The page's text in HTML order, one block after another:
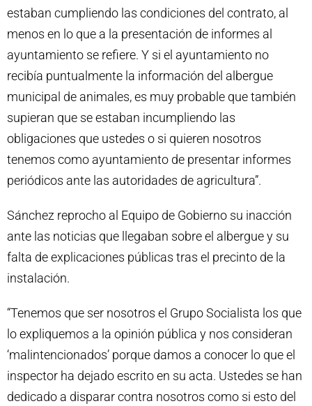
estaban cumpliendo las condiciones del contrato, al
menos en lo que a la presentación de informes al
ayuntamiento se refiere. Y si el ayuntamiento no
recibía puntualmente la información del albergue
municipal de animales, es muy probable que también
supieran que se estaban incumpliendo las
obligaciones que ustedes o si quieren nosotros
tenemos como ayuntamiento de presentar informes
periódicos ante las autoridades de agricultura”.
Sánchez reprocho al Equipo de Gobierno su inacción
ante las noticias que llegaban sobre el albergue y su
falta de explicaciones públicas tras el precinto de la
instalación.
“Tenemos que ser nosotros el Grupo Socialista los que
lo expliquemos a la opinión pública y nos consideran
‘malintencionados’ porque damos a conocer lo que el
inspector ha dejado escrito en su acta. Ustedes se han
dedicado a disparar contra nosotros como si esto del